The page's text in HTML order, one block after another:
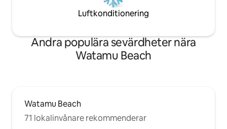
Luftkonditionering
Andra populära sevärdheter nära
Watamu Beach
Watamu Beach
71 lokalinvånare rekommenderar